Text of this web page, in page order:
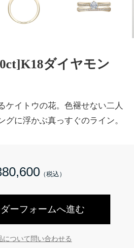
ダイヤモン
ケイトウの花。色褪せない二人
グに浮かぶ真っすぐのライン。
ーフォームへ進む
について問い合わせる